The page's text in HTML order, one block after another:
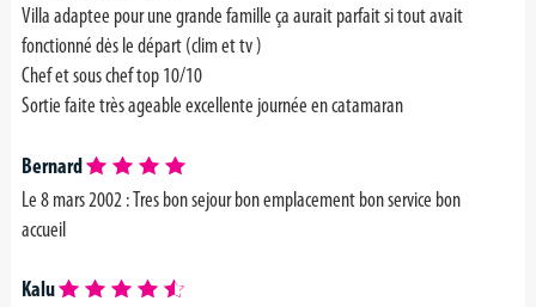
Villa adaptee pour une grande famille ça aurait parfait si tout avait
fonctionné dės le départ (clim et tv )
Chef et sous chef top 10/10
Sortie faite très ageable excellente journée en catamaran
Bernard
Le 8 mars 2002 :Tres bon sejour bon emplacement bon service bon
accueil
Kalu